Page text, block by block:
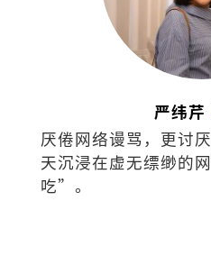
严纬芹
厌倦网络谩骂，更讨
天沉浸在虚无缥缈的
吃”。